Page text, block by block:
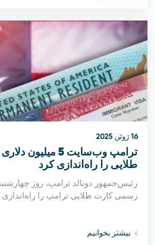
16 ژوئن 2025
ترامپ وب‌سایت 5 میلیون
طلایی را راه‌اندازی کرد
رئیس‌جمهور دونالد ترامپ، روز
رسمی کارت طلایی ترامپ را راه‌اندازی
بیشتر بخوانیم